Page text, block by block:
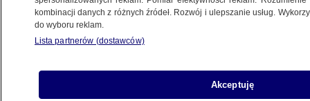
Władimir Putin odkrywa, że Rosja nie jest już
dziennikiem "Evening Standard". Jak dodał,
kombinacji danych z różnych źródeł. Rozwój i ulepszanie usług.
do wyboru reklam.
Lista partnerów (dostawców)
Akceptuję